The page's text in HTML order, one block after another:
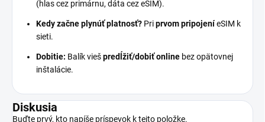
(hlas cez primárnu, dáta cez eSIM).
Kedy začne plynúť platnosť? Priprvom pripojeníeSIM k
sieti.
Dobitie: Balík viešpredĺžiť/dobiť online bez opätovnej
inštalácie.
Diskusia
Buďte prvý, kto napíše príspevok k tejto položke.